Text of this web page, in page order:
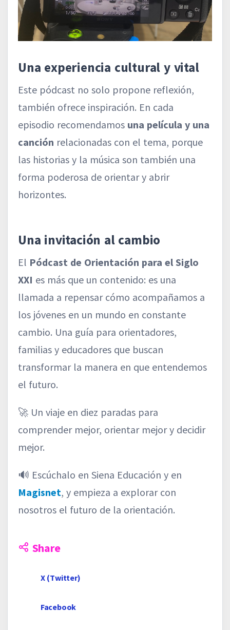
Una experiencia cultural y vital
Este pódcast no solo propone reflexión,
también ofrece inspiración. En cada
episodio recomendamos una película y una
canción relacionadas con el tema, porque
las historias y la música son también una
forma poderosa de orientar y abrir
horizontes.
Una invitación al cambio
El Pódcast de Orientación para el Siglo
XXI es más que un contenido: es una
llamada a repensar cómo acompañamos a
los jóvenes en un mundo en constante
cambio. Una guía para orientadores,
familias y educadores que buscan
transformar la manera en que entendemos
el futuro.
🚀 Un viaje en diez paradas para
comprender mejor, orientar mejor y decidir
mejor.
🔊 Escúchalo en Siena Educación y en
Magisnet, y empieza a explorar con
nosotros el futuro de la orientación.
Share
X (Twitter)
Facebook